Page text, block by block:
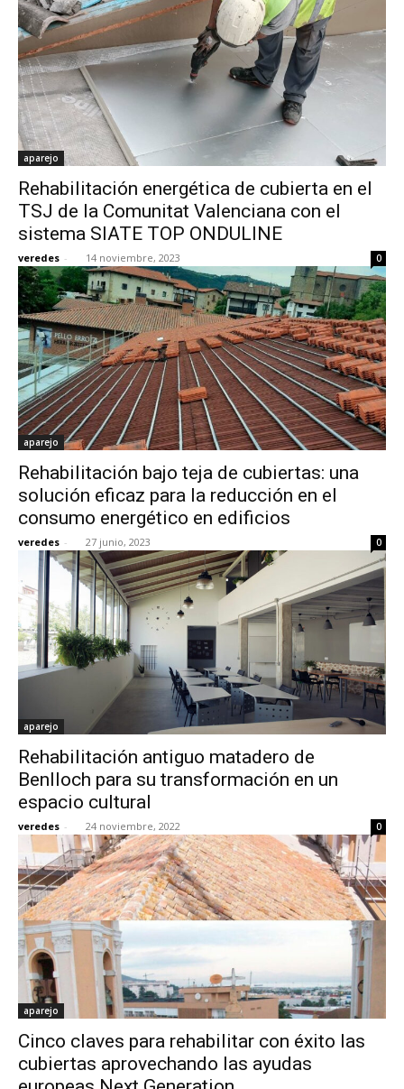
aparejo
Rehabilitación energética de cubierta en el
TSJ de la Comunitat Valenciana con el
sistema SIATE TOP ONDULINE
veredes - 14 noviembre, 2023 0
aparejo
Rehabilitación bajo teja de cubiertas: una
solución eficaz para la reducción en el
consumo energético en edificios
veredes - 27 junio, 2023 0
aparejo
Rehabilitación antiguo matadero de
Benlloch para su transformación en un
espacio cultural
veredes - 24 noviembre, 2022 0
aparejo
Cinco claves para rehabilitar con éxito las
cubiertas aprovechando las ayudas